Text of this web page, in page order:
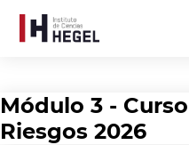
Módulo 3 -
Riesgos 2026